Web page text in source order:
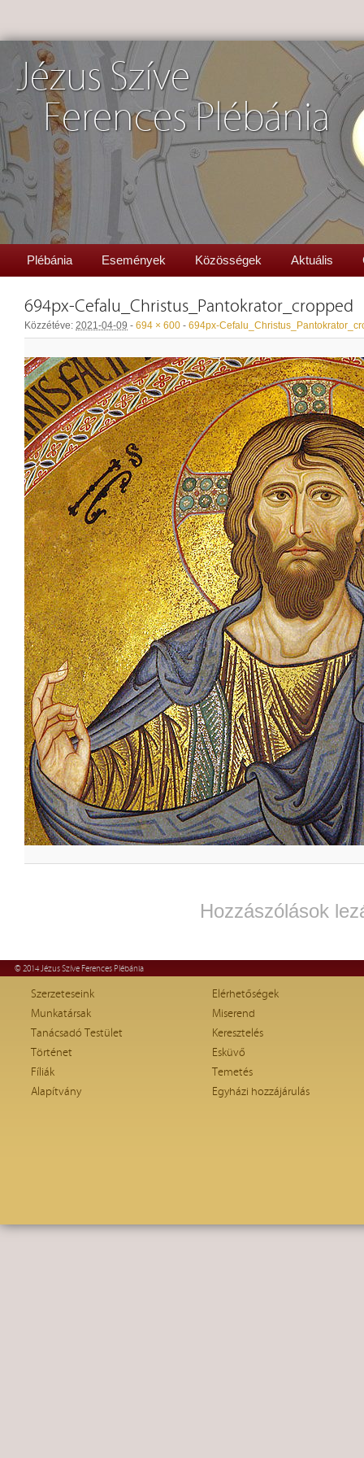
Jézus Szíve
Ferences Plébánia
Plébánia Események Közösségek Aktuális
694px-Cefalu_Christus_Pantokrator_cropped
Közzétéve: 2021-04-09 - 694 × 600 - 694px-
Hozzászólások
© 2014 Jézus Szíve Ferences Plébánia
Szerzeteseink
Munkatársak
Tanácsadó Testület
Történet
Fíliák
Alapítvány
Elérhetőségek
Miserend
Keresztelés
Esküvő
Temetés
Egyházi hozzájárulás